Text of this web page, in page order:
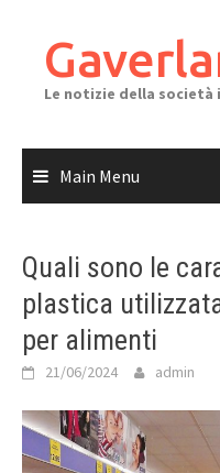
content
Le notizie della società
Main Menu
Quali sono le
plastica
per alimenti
21/06/2024 admin